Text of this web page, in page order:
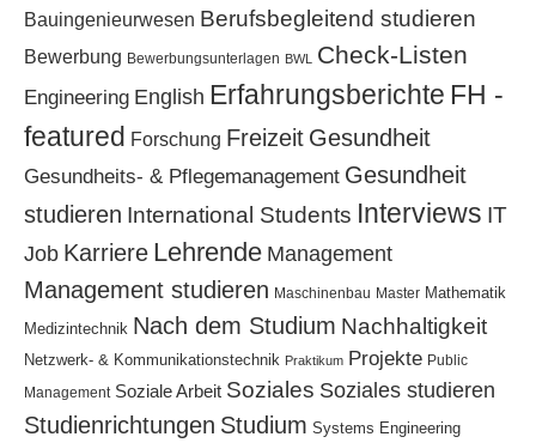
Bauingenieurwesen Berufsbegleitend studieren
Bewerbung Bewerbungsunterlagen BWL Check-Listen
Engineering English Erfahrungsberichte FH -
featured Forschung Freizeit Gesundheit
Gesundheits- & Pflegemanagement Gesundheit
studieren International Students Interviews IT
Job Karriere Lehrende Management
Management studieren Maschinenbau Master Mathematik
Medizintechnik Nach dem Studium Nachhaltigkeit
Netzwerk- & Kommunikationstechnik Praktikum Projekte Public
Management Soziale Arbeit Soziales Soziales studieren
Studienrichtungen Studium Systems Engineering